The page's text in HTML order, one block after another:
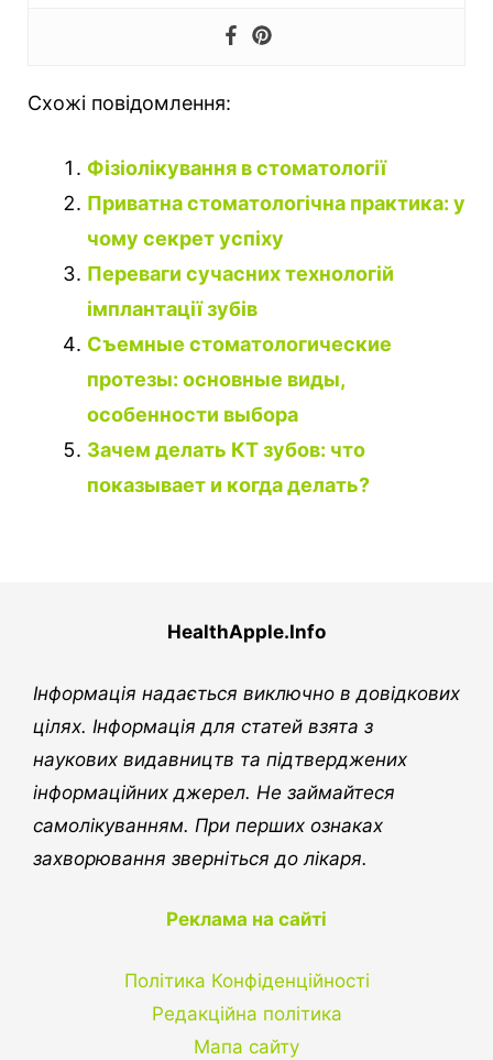
Схожі повідомлення:
Фізіолікування в стоматології
Приватна стоматологічна практика: у
чому секрет успіху
Переваги сучасних технологій
імплантації зубів
Съемные стоматологические
протезы: основные виды,
особенности выбора
Зачем делать КТ зубов: что
показывает и когда делать?
HealthApple.Info
Інформація надається виключно в довідкових
цілях. Інформація для статей взята з
наукових видавництв та підтверджених
інформаційних джерел. Не займайтеся
самолікуванням. При перших ознаках
захворювання зверніться до лікаря.
Реклама на сайті
Політика Конфіденційності
Редакційна політика
Мапа сайту